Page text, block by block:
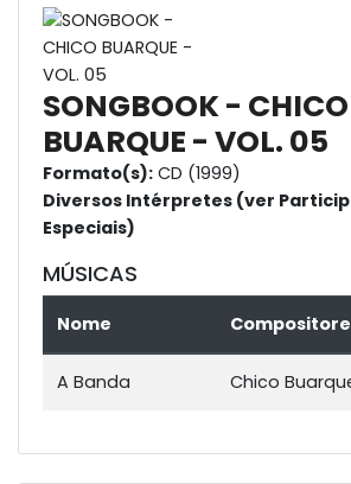
SONGBOOK - CHICO
BUARQUE - VOL. 05
Formato(s): CD (1999)
Diversos Intérpretes (ver
Especiais)
MÚSICAS
Nome
A Banda Chico